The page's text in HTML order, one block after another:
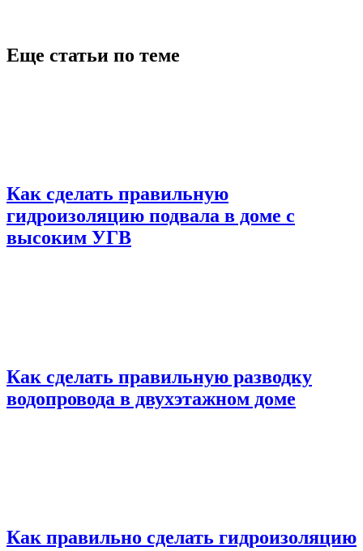
Еще статьи по теме
Как сделать правильную
гидроизоляцию подвала в доме с
высоким УГВ
Как сделать правильную разводку
водопровода в двухэтажном доме
Как правильно сделать гидроизоляцию